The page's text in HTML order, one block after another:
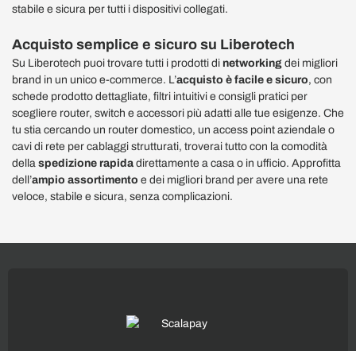
stabile e sicura per tutti i dispositivi collegati.
Acquisto semplice e sicuro su Liberotech
Su Liberotech puoi trovare tutti i prodotti di networking dei migliori
brand in un unico e-commerce. L’acquisto è facile e sicuro, con
schede prodotto dettagliate, filtri intuitivi e consigli pratici per
scegliere router, switch e accessori più adatti alle tue esigenze. Che
tu stia cercando un router domestico, un access point aziendale o
cavi di rete per cablaggi strutturati, troverai tutto con la comodità
della spedizione rapida direttamente a casa o in ufficio. Approfitta
dell’ampio assortimento e dei migliori brand per avere una rete
veloce, stabile e sicura, senza complicazioni.